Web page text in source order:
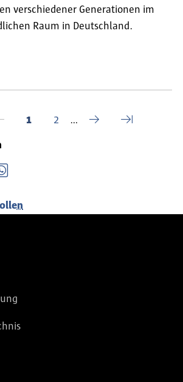
verschiedener Generationen im
Raum in Deutschland.
Seite
Aktuelle Seite
1 Seite
2 … Nächste Seite
→ Letzte Seite
⇥